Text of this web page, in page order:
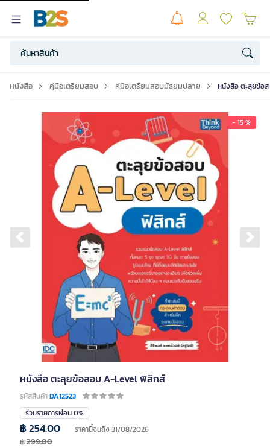
หนังสือ คู่มือเตรียมสอบ คู่มือเตรียมสอบมัธยมปลาย หนังสือ ตะลุยข้อ
- 15 %
Previous slide
หนังสือ ตะลุยข้อสอบ A-Level ฟิสิกส์
รหัสสินค้าDA12523
ร่วมรายการผ่อน 0%
฿ 254.00 ราคานี้จนถึง 31/08/2026
฿299.00